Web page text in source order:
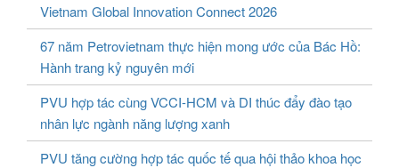
Vietnam Global Innovation Connect 2026
67 năm Petrovietnam thực hiện mong ước của Bác Hồ:
Hành trang kỷ nguyên mới
PVU hợp tác cùng VCCI-HCM và DI thúc đẩy đào tạo
nhân lực ngành năng lượng xanh
PVU tăng cường hợp tác quốc tế qua hội thảo khoa học